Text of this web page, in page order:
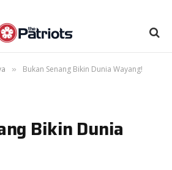
» Bukan Senang Bikin Dunia Wayang!
Bikin Dunia